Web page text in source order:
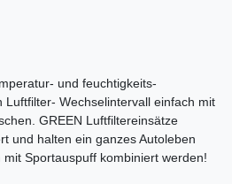
und feuchtigkeits-
Luftfilter- Wechselintervall einfach mit
GREEN Luftfiltereinsätze
und halten ein ganzes Autoleben
Sportauspuff kombiniert werden!